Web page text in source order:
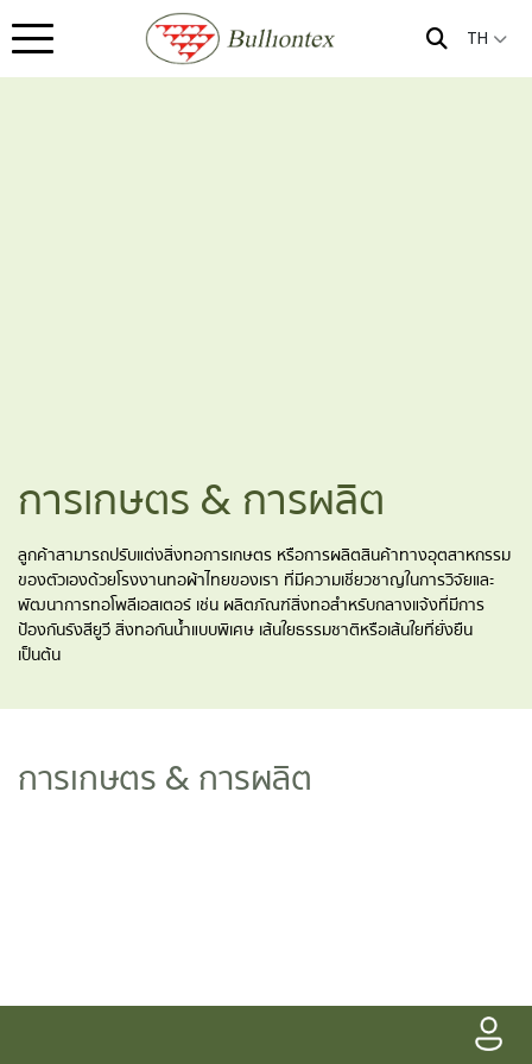
TH
การเกษตร & การผลิต
ลูกค้าสามารถปรับแต่งสิ่งทอการเกษตร หรือการผลิตสินค้าทางอุตสาหกรรม
ของตัวเองด้วยโรงงานทอผ้าไทยของเรา ที่มีความเชี่ยวชาญในการวิจัยและ
พัฒนาการทอโพลีเอสเตอร์ เช่น ผลิตภัณฑ์สิ่งทอสำหรับกลางแจ้งที่มีการ
ป้องกันรังสียูวี สิ่งทอกันน้ำแบบพิเศษ เส้นใยธรรมชาติหรือเส้นใยที่ยั่งยืน
เป็นต้น
การเกษตร & การผลิต